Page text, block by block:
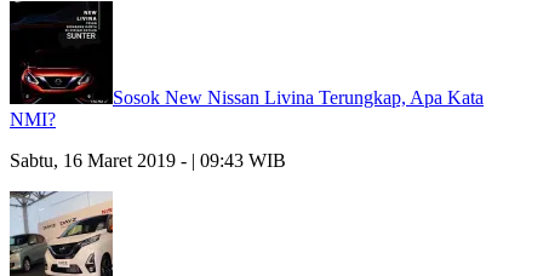
Sosok New Nissan Livina Terungkap, Apa Kata
NMI?
Sabtu, 16 Maret 2019 - | 09:43 WIB